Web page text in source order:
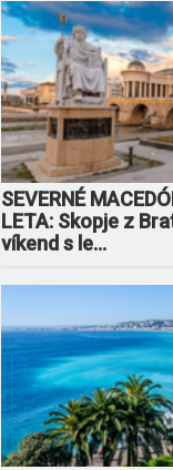
SEVERNÉ
LETA: Skopje z
víkend s le...